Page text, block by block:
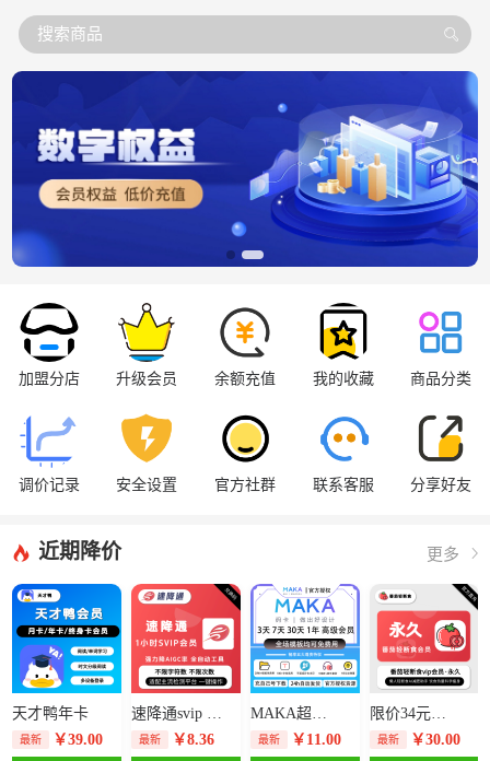
搜索商品
加盟分店 升级会员 余额充值 我的收藏 商品分类
调价记录 安全设置 官方社群 联系客服 分享好友
近期降价 更多
天才鸭年卡
最新 ￥39.00
速降通svip 1小时卡【限价14元】
最新 ￥8.36
MAKA超级会员3天-限价12.5元
最新 ￥ 11.00
限价34元番茄轻断食永久卡
最新 ￥30.00